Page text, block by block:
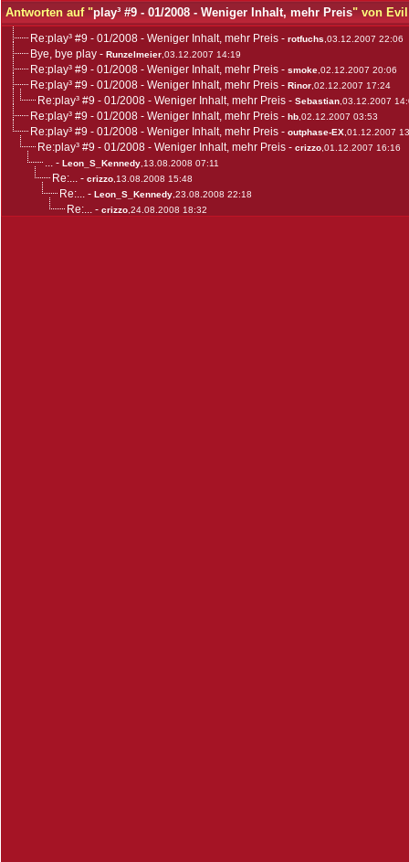
Antworten auf "play³ #9 - 01/2008 - Weniger Inhalt, mehr Preis" von Evil
Re:play³ #9 - 01/2008 - Weniger Inhalt, mehr Preis - rotfuchs ,03.12.2007 22:06
Bye, bye play - Runzelmeier ,03.12.2007 14:19
Re:play³ #9 - 01/2008 - Weniger Inhalt, mehr Preis - smoke ,02.12.2007 20:06
Re:play³ #9 - 01/2008 - Weniger Inhalt, mehr Preis - Rinor ,02.12.2007 17:24
Re:play³ #9 - 01/2008 - Weniger Inhalt, mehr Preis - Sebastian ,03.12.2007
Re:play³ #9 - 01/2008 - Weniger Inhalt, mehr Preis - hb ,02.12.2007 03:53
Re:play³ #9 - 01/2008 - Weniger Inhalt, mehr Preis - outphase-EX ,01.12.2007
Re:play³ #9 - 01/2008 - Weniger Inhalt, mehr Preis - crizzo ,01.12.2007 16:16
... - Leon_S_Kennedy ,13.08.2008 07:11
Re:... - crizzo ,13.08.2008 15:48
Re:... - Leon_S_Kennedy ,23.08.2008 22:18
Re:... - crizzo ,24.08.2008 18:32